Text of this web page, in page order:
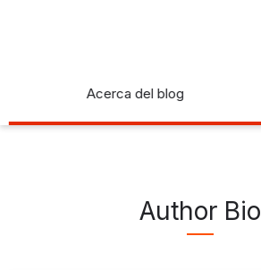
Acerca del blog
Author Bio